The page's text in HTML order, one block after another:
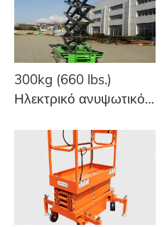
300kg (660 lbs.)
Ηλεκτρικό ανυψωτικό